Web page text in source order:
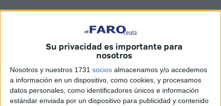
Su privacidad es importante para
nosotros
Nosotros y nuestros 1731 socios almacenamos y/o accedemos
a información en un dispositivo, como cookies, y procesamos
datos personales, como identificadores únicos e información
estándar enviada por un dispositivo para publicidad y contenido
El burgalés hizo un gran partido bajo los palos, atajando
casi todos los disparos del Castellón, que lo intentó
durante todo el partido. No obstante, no pudo hacer nada
ante el cabezazo de Brignani. A pesar del gol, el ‘13’ del
Ceuta volvió a protagonizar otra exhibición.